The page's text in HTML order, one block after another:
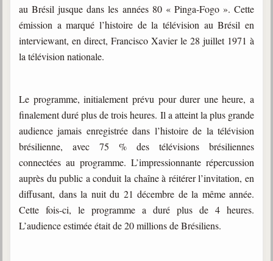
au Brésil jusque dans les années 80 « Pinga-Fogo ». Cette
émission a marqué l’histoire de la télévision au Brésil en
interviewant, en direct, Francisco Xavier le 28 juillet 1971 à
la télévision nationale.
Le programme, initialement prévu pour durer une heure, a
finalement duré plus de trois heures. Il a atteint la plus grande
audience jamais enregistrée dans l’histoire de la télévision
brésilienne, avec 75 % des télévisions brésiliennes
connectées au programme. L’impressionnante répercussion
auprès du public a conduit la chaîne à réitérer l’invitation, en
diffusant, dans la nuit du 21 décembre de la même année.
Cette fois-ci, le programme a duré plus de 4 heures.
L’audience estimée était de 20 millions de Brésiliens.